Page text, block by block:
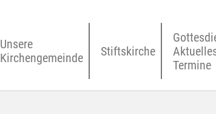
Unsere
Kirchengemeinde
Stiftskirche
Termine